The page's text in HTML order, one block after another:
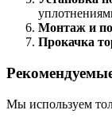
Монтаж и
Прокачка
Мы используем